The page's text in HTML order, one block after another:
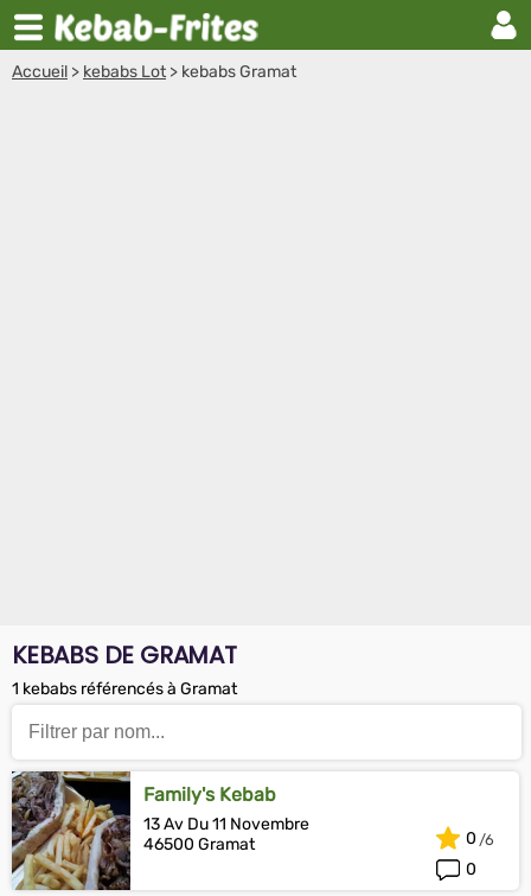
Accueil > kebabs Lot> kebabs Gramat
KEBABS DE GRAMAT
1 kebabs référencés à Gramat
Family's Kebab
13 Av Du 11 Novembre
46500 Gramat
0
0